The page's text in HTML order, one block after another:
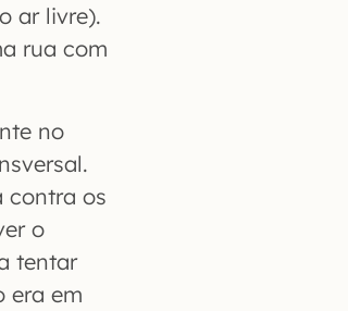
ar livre).
rua com
no
contra os
o
tentar
era em